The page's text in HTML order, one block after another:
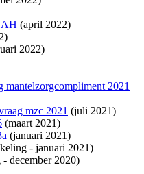
(april 2022)
2022)
mantelzorgcompliment 2021
mzc 2021 (juli 2021)
(maart 2021)
(januari 2021)
- januari 2021)
- december 2020)